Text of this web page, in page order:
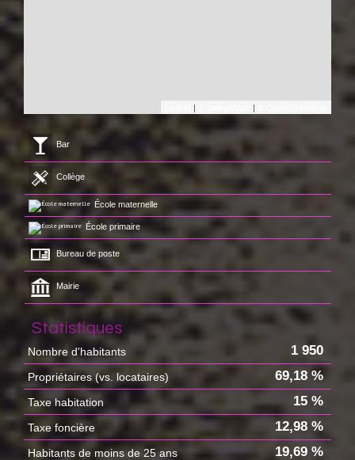
| |
Bar
Collège
École maternelle
École primaire
Bureau de poste
Mairie
Statistiques
Nombre d'habitants 1 950
Propriétaires (vs. locataires) 69,18 %
Taxe habitation 15 %
Taxe foncière 12,98 %
Habitants de moins de 25 ans 19,69 %